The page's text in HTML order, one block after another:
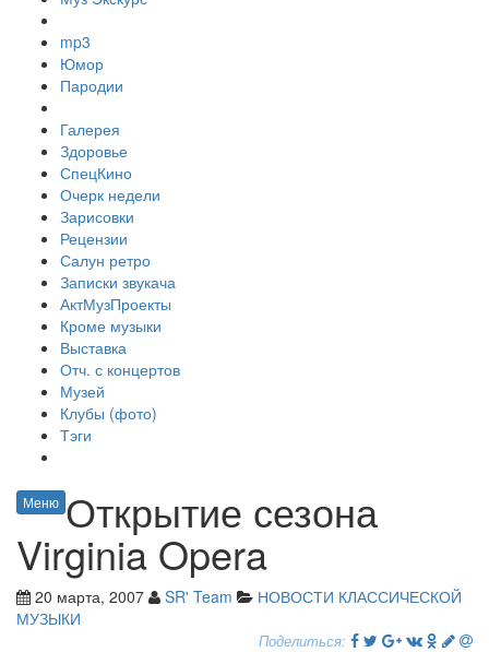
mp3
Юмор
Пародии
Галерея
Здоровье
СпецКино
Очерк недели
Зарисовки
Рецензии
Салун ретро
Записки звукача
АктМузПроекты
Кроме музыки
Выставка
Отч. с концертов
Музей
Клубы (фото)
Тэги
Меню Открытие сезона
Virginia Opera
20 марта, 2007 SR' Team
НОВОСТИ КЛАССИЧЕСКОЙ
МУЗЫКИ
Поделиться: